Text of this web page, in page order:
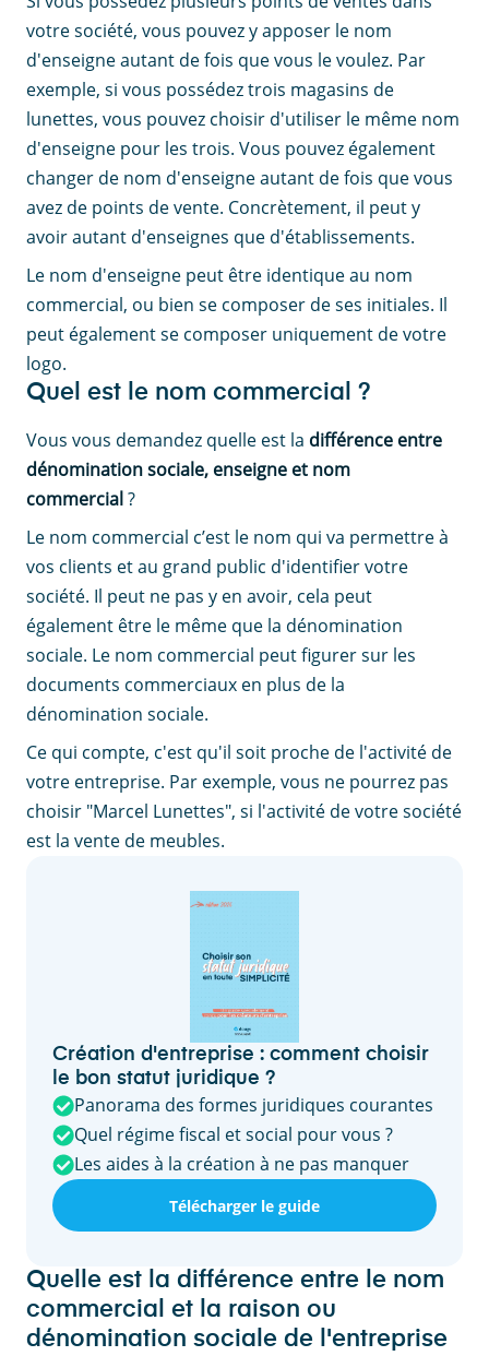
votre société, vous pouvez y apposer le nom
d'enseigne autant de fois que vous le voulez. Par
exemple, si vous possédez trois magasins de
lunettes, vous pouvez choisir d'utiliser le même nom
d'enseigne pour les trois. Vous pouvez également
changer de nom d'enseigne autant de fois que vous
avez de points de vente. Concrètement, il peut y
avoir autant d'enseignes que d'établissements.
Le nom d'enseigne peut être identique au nom
commercial, ou bien se composer de ses initiales. Il
peut également se composer uniquement de votre
logo.
Quel est le nom commercial ?
Vous vous demandez quelle est la différence entre
dénomination sociale, enseigne et nom
commercial?
Le nom commercial c’est le nom qui va permettre à
vos clients et au grand public d'identifier votre
société. Il peut ne pas y en avoir, cela peut
également être le même que la dénomination
sociale. Le nom commercial peut figurer sur les
documents commerciaux en plus de la
dénomination sociale.
Ce qui compte, c'est qu'il soit proche de l'activité de
votre entreprise. Par exemple, vous ne pourrez pas
choisir "Marcel Lunettes", si l'activité de votre société
est la vente de meubles.
Création d'entreprise : comment choisir
le bon statut juridique ?
Panorama des formes juridiques courantes
Quel régime fiscal et social pour vous ?
Les aides à la création à ne pas manquer
Télécharger le guide
Quelle est la différence entre le nom
commercial et la raison ou
dénomination sociale de l'entreprise